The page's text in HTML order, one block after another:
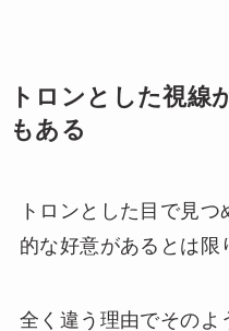
トロンとした視線
もある
トロンとした目で見
的な好意があるとは限
全く違う理由でそのよ